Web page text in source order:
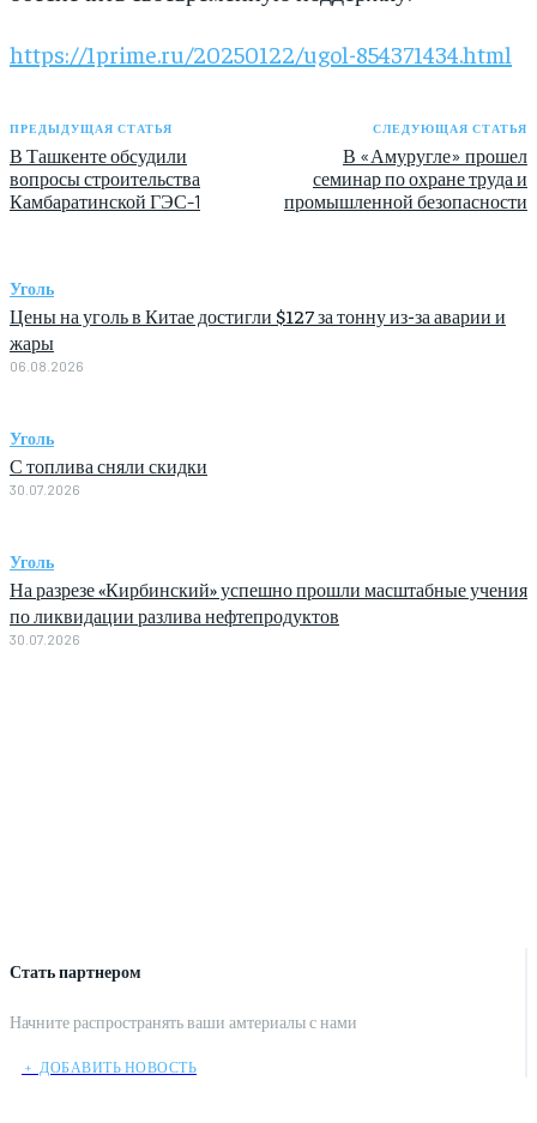
Стать партнером
Начните распространять ваши амтериалы с нами
﹢ ДОБАВИТЬ НОВОСТЬ
https://1prime.ru/20250122/ugol-854371434.html
ПРЕДЫДУЩАЯ СТАТЬЯ
В Ташкенте обсудили
вопросы строительства
Камбаратинской ГЭС-1
СЛЕДУЮЩАЯ СТАТЬЯ
В «Амуругле» прошел
семинар по охране труда и
промышленной безопасности
Уголь
Цены на уголь в Китае достигли $127 за тонну из-за аварии и
жары
06.08.2026
Уголь
С топлива сняли скидки
30.07.2026
Уголь
На разрезе «Кирбинский» успешно прошли масштабные учения
по ликвидации разлива нефтепродуктов
30.07.2026